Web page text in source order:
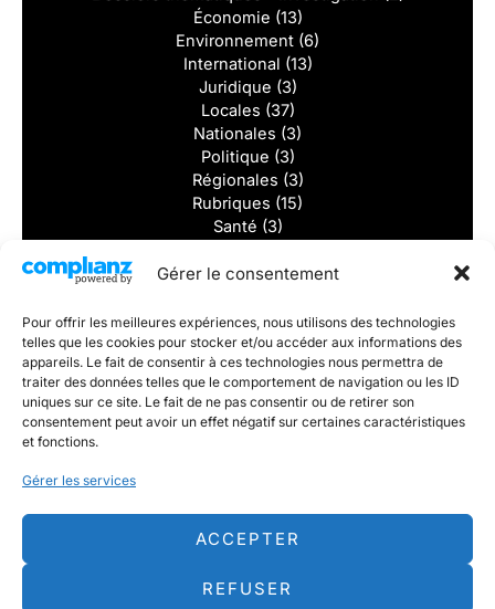
Gérer le consentement
Pour offrir les meilleures expériences, nous utilisons des technologies
telles que les cookies pour stocker et/ou accéder aux informations des
appareils. Le fait de consentir à ces technologies nous permettra de
traiter des données telles que le comportement de navigation ou les ID
uniques sur ce site. Le fait de ne pas consentir ou de retirer son
consentement peut avoir un effet négatif sur certaines caractéristiques
et fonctions.
Gérer les services
ACCEPTER
REFUSER
Économie (13)
Environnement (6)
International (13)
Juridique (3)
Locales (37)
Nationales (3)
Politique (3)
Régionales (3)
Rubriques (15)
Santé (3)
Sports(8)
Vidéos (1)
Dernieres actualités
Divorcer sans se détruire : et si la vraie victoire était de
rester digne ?
Éducation : une professeure réunionnaise lance un